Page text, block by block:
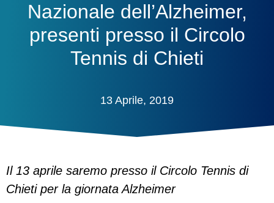
Nazionale dell’Alzheimer,
presenti presso il Circolo
Tennis di Chieti
13 Aprile, 2019
Il 13 aprile saremo presso il Circolo Tennis di
Chieti per la giornata Alzheimer